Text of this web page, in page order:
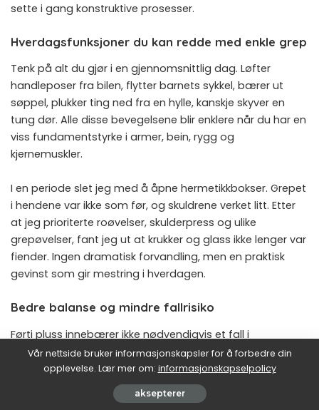
sette i gang konstruktive prosesser.
Hverdagsfunksjoner du kan redde med enkle grep
Tenk på alt du gjør i en gjennomsnittlig dag. Løfter
handleposer fra bilen, flytter barnets sykkel, bærer ut
søppel, plukker ting ned fra en hylle, kanskje skyver en
tung dør. Alle disse bevegelsene blir enklere når du har en
viss fundamentstyrke i armer, bein, rygg og
kjernemuskler.
I en periode slet jeg med å åpne hermetikkbokser. Grepet
i hendene var ikke som før, og skuldrene verket litt. Etter
at jeg prioriterte roøvelser, skulderpress og ulike
grepøvelser, fant jeg ut at krukker og glass ikke lenger var
fiender. Ingen dramatisk forvandling, men en praktisk
gevinst som gir mestring i hverdagen.
Bedre balanse og mindre fallrisiko
Førti pluss innebærer ikke nødvendigvis et fall i
koordinasjon, men statistisk øker risikoen for å snuble og
skade seg. Balanse handler om samspill mellom syn,
muskler, sener, nerver og hjernen. Styrkende bevegelser
hjelper musklene i beina til å reagere raskere hvis du
Vår nettside bruker informasjonskapsler for å forbedre din
opplevelse. Lær mer om: informasjonskapselpolicy
aksepterer